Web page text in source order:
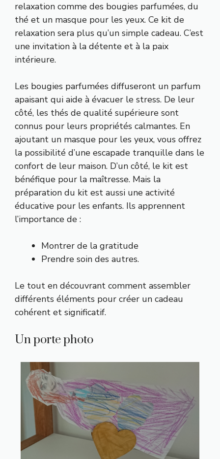
relaxation comme des bougies parfumées, du
thé et un masque pour les yeux. Ce kit de
relaxation sera plus qu’un simple cadeau. C’est
une invitation à la détente et à la paix
intérieure.
Les bougies parfumées diffuseront un parfum
apaisant qui aide à évacuer le stress. De leur
côté, les thés de qualité supérieure sont
connus pour leurs propriétés calmantes. En
ajoutant un masque pour les yeux, vous offrez
la possibilité d’une escapade tranquille dans le
confort de leur maison. D’un côté, le kit est
bénéfique pour la maîtresse. Mais la
préparation du kit est aussi une activité
éducative pour les enfants. Ils apprennent
l’importance de :
Montrer de la gratitude
Prendre soin des autres.
Le tout en découvrant comment assembler
différents éléments pour créer un cadeau
cohérent et significatif.
Un porte photo